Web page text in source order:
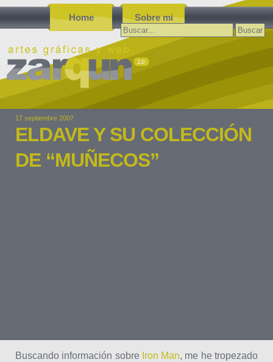
Home Sobre mi
Buscar:
17 septiembre 2007
ELDAVE Y SU COLECCIÓN
DE “MUÑECOS”
Buscando información sobre Iron Man, me he tropezado